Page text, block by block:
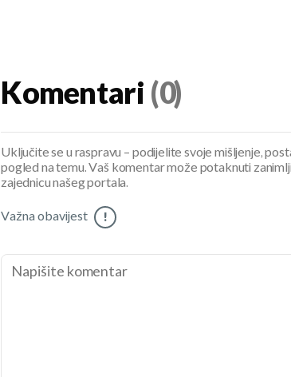
Komentari (0)
Uključite se u raspravu – podijelite svoje mišljenje,
pogled na temu. Vaš komentar može potaknuti
zajednicu našeg portala.
Važna obavijest !